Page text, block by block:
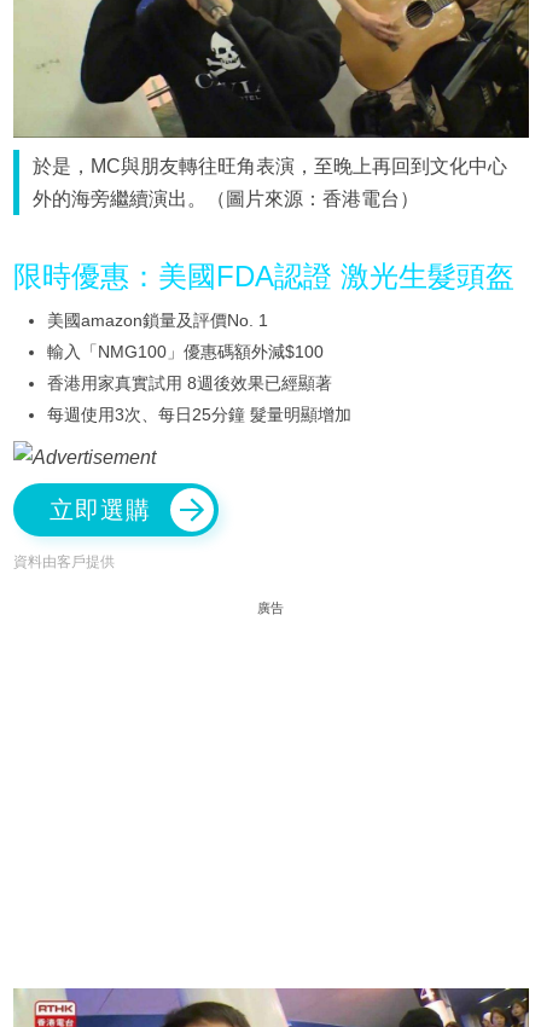
於是，MC與朋友轉往旺角表演，至晚上再回到文化中心
外的海旁繼續演出。（圖片來源：香港電台）
限時優惠：美國FDA認證 激光生髮頭盔
美國amazon鎖量及評價No. 1
輸入「NMG100」優惠碼額外減$100
香港用家真實試用 8週後效果已經顯著
每週使用3次、每日25分鐘 髮量明顯增加
立即選購
資料由客戶提供
廣告